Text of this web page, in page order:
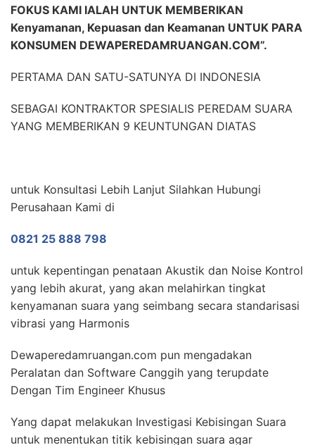
FOKUS KAMI IALAH UNTUK MEMBERIKAN
Kenyamanan, Kepuasan dan Keamanan UNTUK PARA
KONSUMEN DEWAPEREDAMRUANGAN.COM”.
PERTAMA DAN SATU-SATUNYA DI INDONESIA
SEBAGAI KONTRAKTOR SPESIALIS PEREDAM SUARA
YANG MEMBERIKAN 9 KEUNTUNGAN DIATAS
untuk Konsultasi Lebih Lanjut Silahkan Hubungi
Perusahaan Kami di
0821 25 888 798
untuk kepentingan penataan Akustik dan Noise Kontrol
yang lebih akurat, yang akan melahirkan tingkat
kenyamanan suara yang seimbang secara standarisasi
vibrasi yang Harmonis
Dewaperedamruangan.com pun mengadakan
Peralatan dan Software Canggih yang terupdate
Dengan Tim Engineer Khusus
Yang dapat melakukan Investigasi Kebisingan Suara
untuk menentukan titik kebisingan suara agar